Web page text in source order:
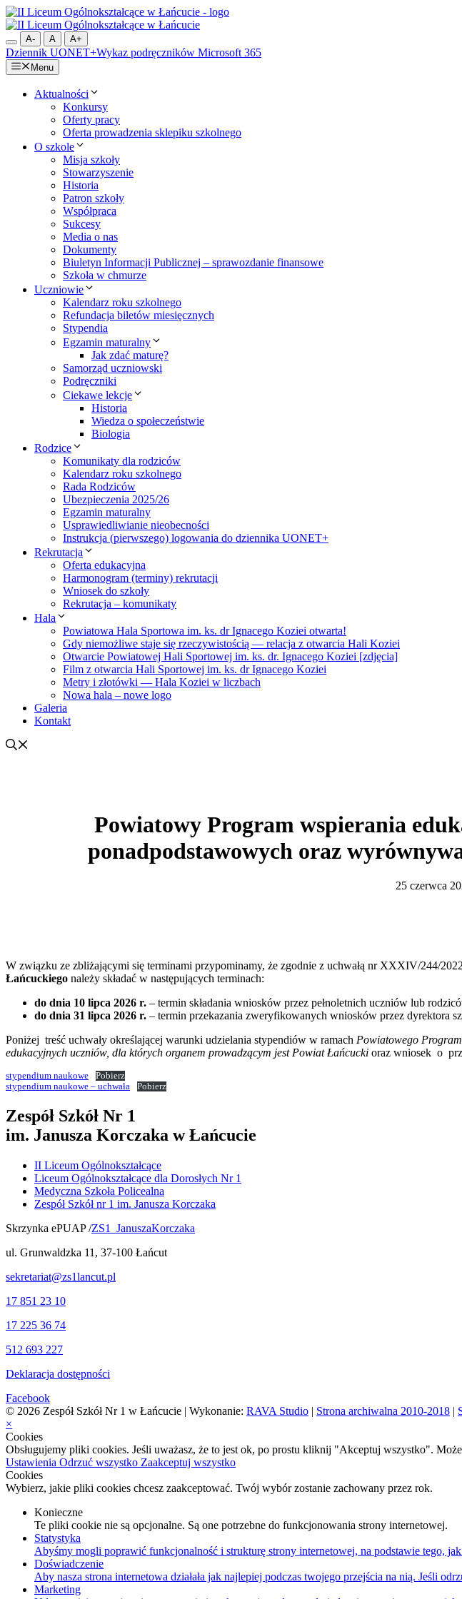
Przejdź
do
treściA- A A+
Dziennik UONET+Wykaz podręczników Microsoft 365
Menu
Aktualności
Konkursy
Oferty pracy
Oferta prowadzenia sklepiku szkolnego
O szkole
Misja szkoły
Stowarzyszenie
Historia
Patron szkoły
Współpraca
Sukcesy
Media o nas
Dokumenty
Biuletyn Informacji Publicznej – sprawozdanie finansowe
Szkoła w chmurze
Uczniowie
Kalendarz roku szkolnego
Refundacja biletów miesięcznych
Stypendia
Egzamin maturalny
Jak zdać maturę?
Samorząd uczniowski
Podręczniki
Ciekawe lekcje
Historia
Wiedza o społeczeństwie
Biologia
Rodzice
Komunikaty dla rodziców
Kalendarz roku szkolnego
Rada Rodziców
Ubezpieczenia 2025/26
Egzamin maturalny
Usprawiedliwianie nieobecności
Instrukcja (pierwszego) logowania do dziennika UONET+
Rekrutacja
Oferta edukacyjna
Harmonogram (terminy) rekrutacji
Wniosek do szkoły
Rekrutacja – komunikaty
Hala
Powiatowa Hala Sportowa im. ks. dr Ignacego Koziei otwarta!
Gdy niemożliwe staje się rzeczywistością — relacja z otwarcia Hali Koziei
Otwarcie Powiatowej Hali Sportowej im. ks. dr. Ignacego Koziei [zdjęcia]
Film z otwarcia Hali Sportowej im. ks. dr Ignacego Koziei
Metry i złotówki — Hala Koziei w liczbach
Nowa hala – nowe logo
Galeria
Kontakt
Powiatowy Program wspierania
ponadpodstawowych oraz
25 czerwca
W związku ze zbliżającymi się terminami przypominamy, że zgodnie z uchwałą nr XXXIV/244/
Łańcuckiego należy składać w następujących terminach:
do dnia 10 lipca 2026 r. – termin składania wniosków przez pełnoletnich uczniów lub
do dnia 31 lipca 2026 r. – termin przekazania zweryfikowanych wniosków przez dyrektora
Poniżej treść uchwały określającej warunki udzielania stypendiów w ramach Powiatowego
edukacyjnych uczniów, dla których organem prowadzącym jest Powiat Łańcucki oraz wniosek o
stypendium naukowe
Pobierz
stypendium naukowe – uchwała
Pobierz
Zespół Szkół Nr 1
im. Janusza Korczaka w Łańcucie
II Liceum Ogólnokształcące
Liceum Ogólnokształcące dla Dorosłych Nr 1
Medyczna Szkoła Policealna
Zespół Szkół nr 1 im. Janusza Korczaka
Skrzynka ePUAP /ZS1_JanuszaKorczaka
ul. Grunwaldzka 11, 37-100 Łańcut
sekretariat@zs1lancut.pl
17 851 23 10
17 225 36 74
512 693 227
Deklaracja dostępności
Facebook
© 2026 Zespół Szkół Nr 1 w Łańcucie | Wykonanie: RAVA Studio | Strona archiwalna 2010-2018 |
×
Cookies
Obsługujemy pliki cookies. Jeśli uważasz, że to jest ok, po prostu kliknij "Akceptuj wszystko".
Ustawienia Odrzuć wszystko Zaakceptuj wszystko
Cookies
Wybierz, jakie pliki cookies chcesz zaakceptować. Twój wybór zostanie zachowany przez rok.
Konieczne
Te pliki cookie nie są opcjonalne. Są one potrzebne do funkcjonowania strony internetowej.
Statystyka
Abyśmy mogli poprawić funkcjonalność i strukturę strony internetowej, na podstawie tego,
Doświadczenie
Aby nasza strona internetowa działała jak najlepiej podczas twojego przejścia na nią. Jeśli
Marketing